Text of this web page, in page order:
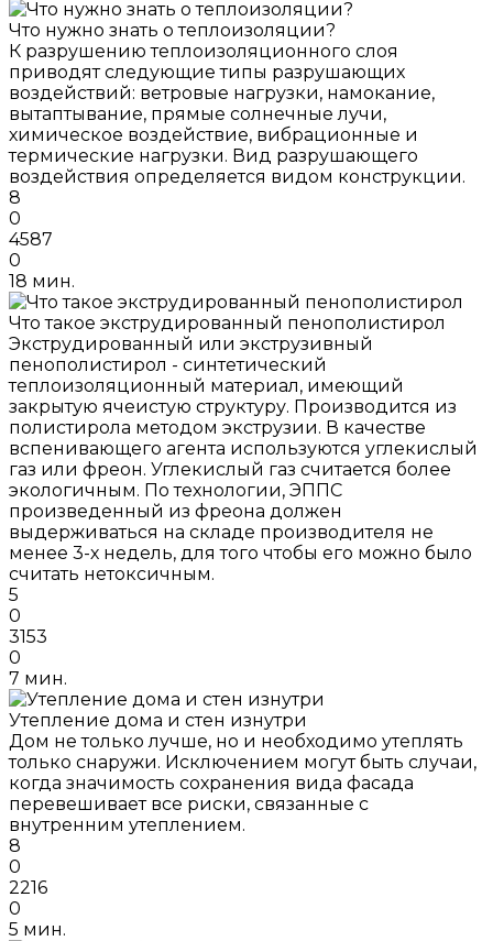
Что нужно знать о теплоизоляции?
К разрушению теплоизоляционного слоя
приводят следующие типы разрушающих
воздействий: ветровые нагрузки, намокание,
вытаптывание, прямые солнечные лучи,
химическое воздействие, вибрационные и
термические нагрузки. Вид разрушающего
воздействия определяется видом конструкции.
8
0
4587
0
18 мин.
Что такое экструдированный пенополистирол
Экструдированный или экструзивный
пенополистирол - синтетический
теплоизоляционный материал, имеющий
закрытую ячеистую структуру. Производится из
полистирола методом экструзии. В качестве
вспенивающего агента используются углекислый
газ или фреон. Углекислый газ считается более
экологичным. По технологии, ЭППС
произведенный из фреона должен
выдерживаться на складе производителя не
менее 3-х недель, для того чтобы его можно было
считать нетоксичным.
5
0
3153
0
7 мин.
Утепление дома и стен изнутри
Дом не только лучше, но и необходимо утеплять
только снаружи. Исключением могут быть случаи,
когда значимость сохранения вида фасада
перевешивает все риски, связанные с
внутренним утеплением.
8
0
2216
0
5 мин.